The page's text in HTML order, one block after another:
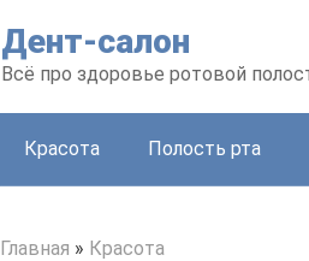
Дент-салон
Всё про здоровье ротовой
Красота Полость рта
Главная » Красота